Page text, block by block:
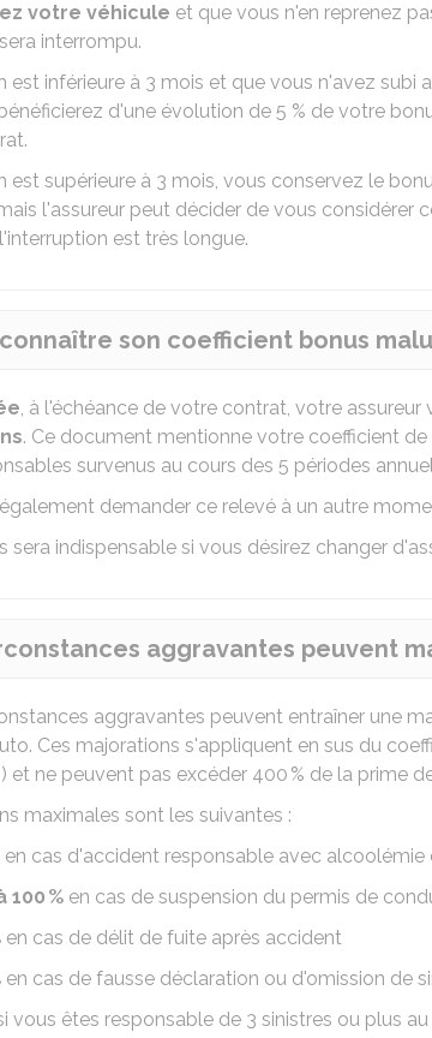
votre véhicule et que vous n'en reprenez
interrompu.
est inférieure à 3 mois et que vous n'avez subi
d'une évolution de 5 % de votre
est supérieure à 3 mois, vous conservez le
l'assureur peut décider de vous considérer
est très longue.
son coefficient bonus
, à l'échéance de votre contrat, votre assureur
. Ce document mentionne votre coefficient
survenus au cours des 5 périodes
demander ce relevé à un autre
sera indispensable si vous désirez changer
aggravantes peuvent
aggravantes peuvent entraîner une
Ces majorations s'appliquent en sus du
et ne peuvent pas excéder 400 % de la prime
maximales sont les suivantes :
en cas d'accident responsable avec
100 % en cas de suspension du permis de
en cas de délit de fuite après accident
en cas de fausse déclaration ou d'omission de
vous êtes responsable de 3 sinistres ou plus